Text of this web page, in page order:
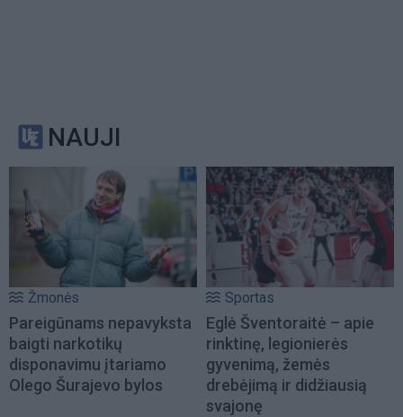
NAUJI
Žmonės
Pareigūnams nepavyksta
baigti narkotikų
disponavimu įtariamo
Olego Šurajevo bylos
Sportas
Eglė Šventoraitė – apie
rinktinę, legionierės
gyvenimą, žemės
drebėjimą ir didžiausią
svajonę